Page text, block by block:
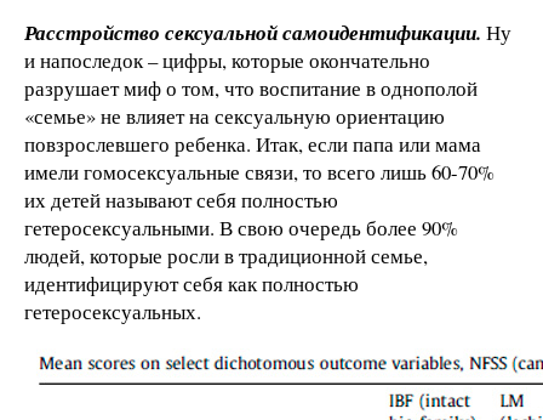
Расстройство сексуальной самоидентификации. Ну
и напоследок – цифры, которые окончательно
разрушает миф о том, что воспитание в однополой
«семье» не влияет на сексуальную ориентацию
повзрослевшего ребенка. Итак, если папа или мама
имели гомосексуальные связи, то всего лишь 60-70%
их детей называют себя полностью
гетеросексуальными. В свою очередь более 90%
людей, которые росли в традиционной семье,
идентифицируют себя как полностью
гетеросексуальных.